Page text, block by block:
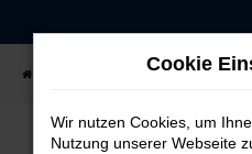
Zum
springen
Fahrzeugangebote
Cookie
Wir nutzen Cookies, um
Nutzung unserer Webseite